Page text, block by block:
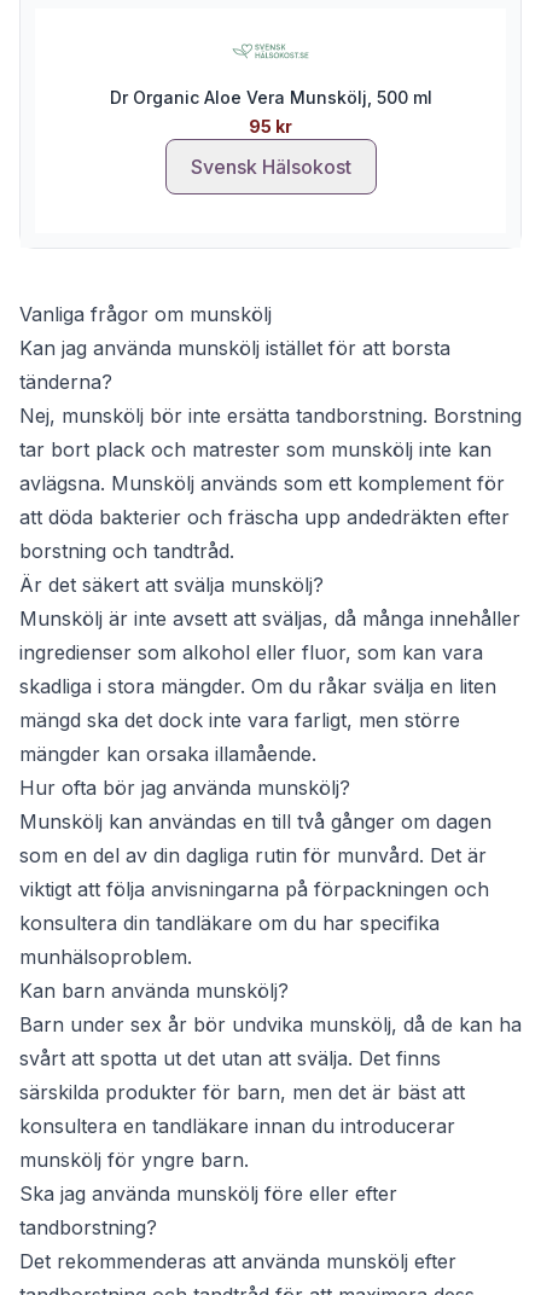
Dr Organic Aloe Vera Munskölj, 500 ml
95 kr
Svensk Hälsokost
Vanliga frågor om munskölj
Kan jag använda munskölj istället för att borsta
tänderna?
Nej, munskölj bör inte ersätta tandborstning. Borstning
tar bort plack och matrester som munskölj inte kan
avlägsna. Munskölj används som ett komplement för
att döda bakterier och fräscha upp andedräkten efter
borstning och tandtråd.
Är det säkert att svälja munskölj?
Munskölj är inte avsett att sväljas, då många innehåller
ingredienser som alkohol eller fluor, som kan vara
skadliga i stora mängder. Om du råkar svälja en liten
mängd ska det dock inte vara farligt, men större
mängder kan orsaka illamående.
Hur ofta bör jag använda munskölj?
Munskölj kan användas en till två gånger om dagen
som en del av din dagliga rutin för munvård. Det är
viktigt att följa anvisningarna på förpackningen och
konsultera din tandläkare om du har specifika
munhälsoproblem.
Kan barn använda munskölj?
Barn under sex år bör undvika munskölj, då de kan ha
svårt att spotta ut det utan att svälja. Det finns
särskilda produkter för barn, men det är bäst att
konsultera en tandläkare innan du introducerar
munskölj för yngre barn.
Ska jag använda munskölj före eller efter
tandborstning?
Det rekommenderas att använda munskölj efter